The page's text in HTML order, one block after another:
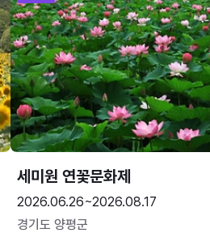
세미원 연꽃문화제
2026.06.26~2026.08.17
경기도 양평군